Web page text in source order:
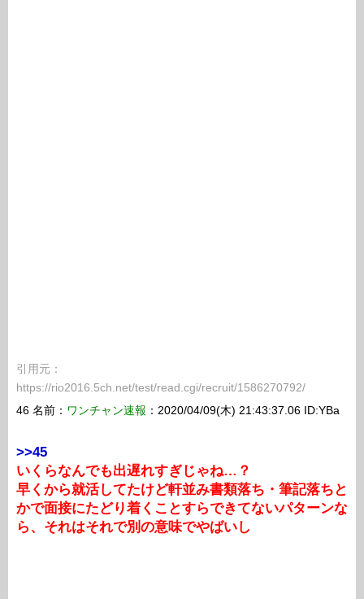
引用元：
https://rio2016.5ch.net/test/read.cgi/recruit/1586270792/
46 名前： ワンチャン速報 ：2020/04/09(木) 21:43:37.06 ID:YBa
>>45
いくらなんでも出遅れすぎじゃね…？
早くから就活してたけど軒並み書類落ち・筆記落ちと
かで面接にたどり着くことすらできてないパターンな
ら、それはそれで別の意味でやばいし